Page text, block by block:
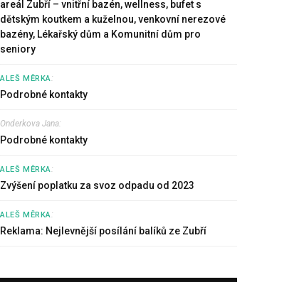
areál Zubří – vnitřní bazén, wellness, bufet s
dětským koutkem a kuželnou, venkovní nerezové
bazény, Lékařský dům a Komunitní dům pro
seniory
ALEŠ MĚRKA:
Podrobné kontakty
Onderkova Jana:
Podrobné kontakty
ALEŠ MĚRKA:
Zvýšení poplatku za svoz odpadu od 2023
ALEŠ MĚRKA:
Reklama: Nejlevnější posílání balíků ze Zubří